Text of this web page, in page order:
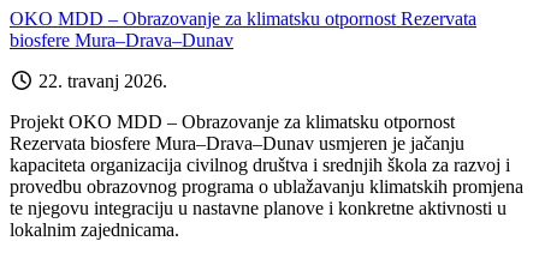
OKO MDD – Obrazovanje za klimatsku otpornost Rezervata
biosfere Mura–Drava–Dunav
22. travanj 2026.
Projekt OKO MDD – Obrazovanje za klimatsku otpornost
Rezervata biosfere Mura–Drava–Dunav usmjeren je jačanju
kapaciteta organizacija civilnog društva i srednjih škola za razvoj i
provedbu obrazovnog programa o ublažavanju klimatskih promjena
te njegovu integraciju u nastavne planove i konkretne aktivnosti u
lokalnim zajednicama.